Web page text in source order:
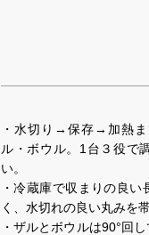
・水切り→保存→加熱
ル・ボウル。1台３役で
い。
・冷蔵庫で収まりの良
く、水切れの良い丸みを
・ザルとボウルは90°回